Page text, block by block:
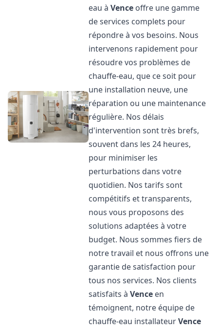
eau àVence offre une gamme
de services complets pour
répondre à vos besoins. Nous
intervenons rapidement pour
résoudre vos problèmes de
chauffe-eau, que ce soit pour
une installation neuve, une
réparation ou une maintenance
régulière. Nos délais
d'intervention sont très brefs,
souvent dans les 24 heures,
pour minimiser les
perturbations dans votre
quotidien. Nos tarifs sont
compétitifs et transparents,
nous vous proposons des
solutions adaptées à votre
budget. Nous sommes fiers de
notre travail et nous offrons une
garantie de satisfaction pour
tous nos services. Nos clients
satisfaits àVence en
témoignent, notre équipe de
chauffe-eau installateurVence